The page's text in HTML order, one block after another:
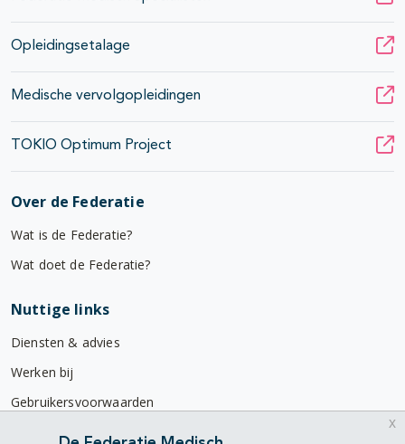
Opleidingsetalage
Medische vervolgopleidingen
TOKIO Optimum Project
Over de Federatie
Wat is de Federatie?
Wat doet de Federatie?
Nuttige links
Diensten & advies
Werken bij
Gebruikersvoorwaarden
Privacyverklaring
x